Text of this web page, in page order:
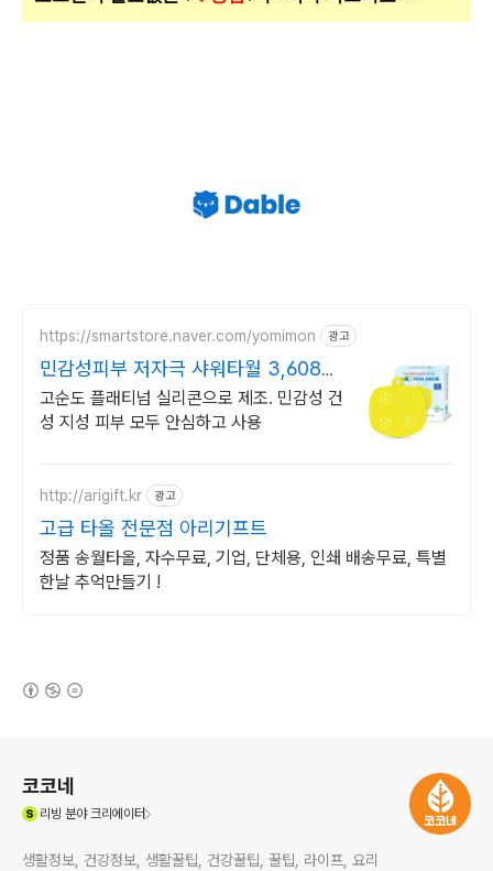
https://smartstore.naver.com/yomimon 광고
민감성피부 저자극 샤워타월 3,608개
소프트 실리콘모
고순도 플래티넘 실리콘으로 제조. 민감성 건
성 지성 피부 모두 안심하고 사용
http://arigift.kr 광고
고급 타올 전문점 아리기프트
정품 송월타올, 자수무료, 기업, 단체용, 인쇄 배송무료, 특별
한날 추억만들기 !
코코네
리빙 분야 크리에이터
생활정보, 건강정보, 생활꿀팁, 건강꿀팁, 꿀팁, 라이프, 요리